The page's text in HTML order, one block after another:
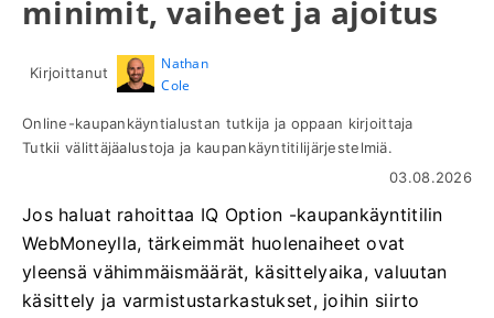
minimit, vaiheet ja ajoitus
Kirjoittanut
Nathan
Cole
Online-kaupankäyntialustan tutkija ja oppaan kirjoittaja
Tutkii välittäjäalustoja ja kaupankäyntitilijärjestelmiä.
03.08.2026
Jos haluat rahoittaa IQ Option -kaupankäyntitilin
WebMoneylla, tärkeimmät huolenaiheet ovat
yleensä vähimmäismäärät, käsittelyaika, valuutan
käsittely ja varmistustarkastukset, joihin siirto